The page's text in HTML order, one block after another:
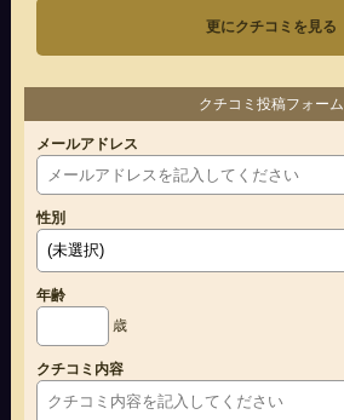
更にクチコミを見る
クチコミ投稿フォーム
メールアドレス
性別
年齢
歳
クチコミ内容